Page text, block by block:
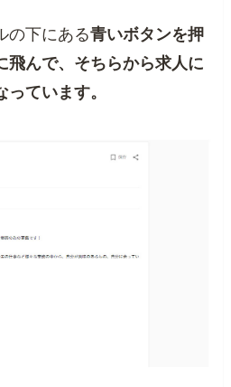
の下にある青いボタンを押
飛んで、そちらから求人に
ています。